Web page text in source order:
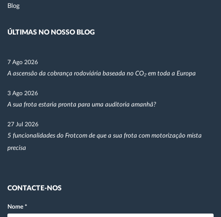
Blog
ÚLTIMAS NO NOSSO BLOG
7 Ago 2026
A ascensão da cobrança rodoviária baseada no CO₂ em toda a Europa
3 Ago 2026
A sua frota estaria pronta para uma auditoria amanhã?
27 Jul 2026
5 funcionalidades do Frotcom de que a sua frota com motorização mista
precisa
CONTACTE-NOS
Nome *